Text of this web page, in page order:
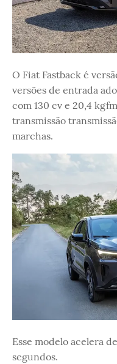
O Fiat Fastback é
versões de entrada
com 130 cv e 20,4
transmissão
marchas.
Esse modelo acelera
segundos.